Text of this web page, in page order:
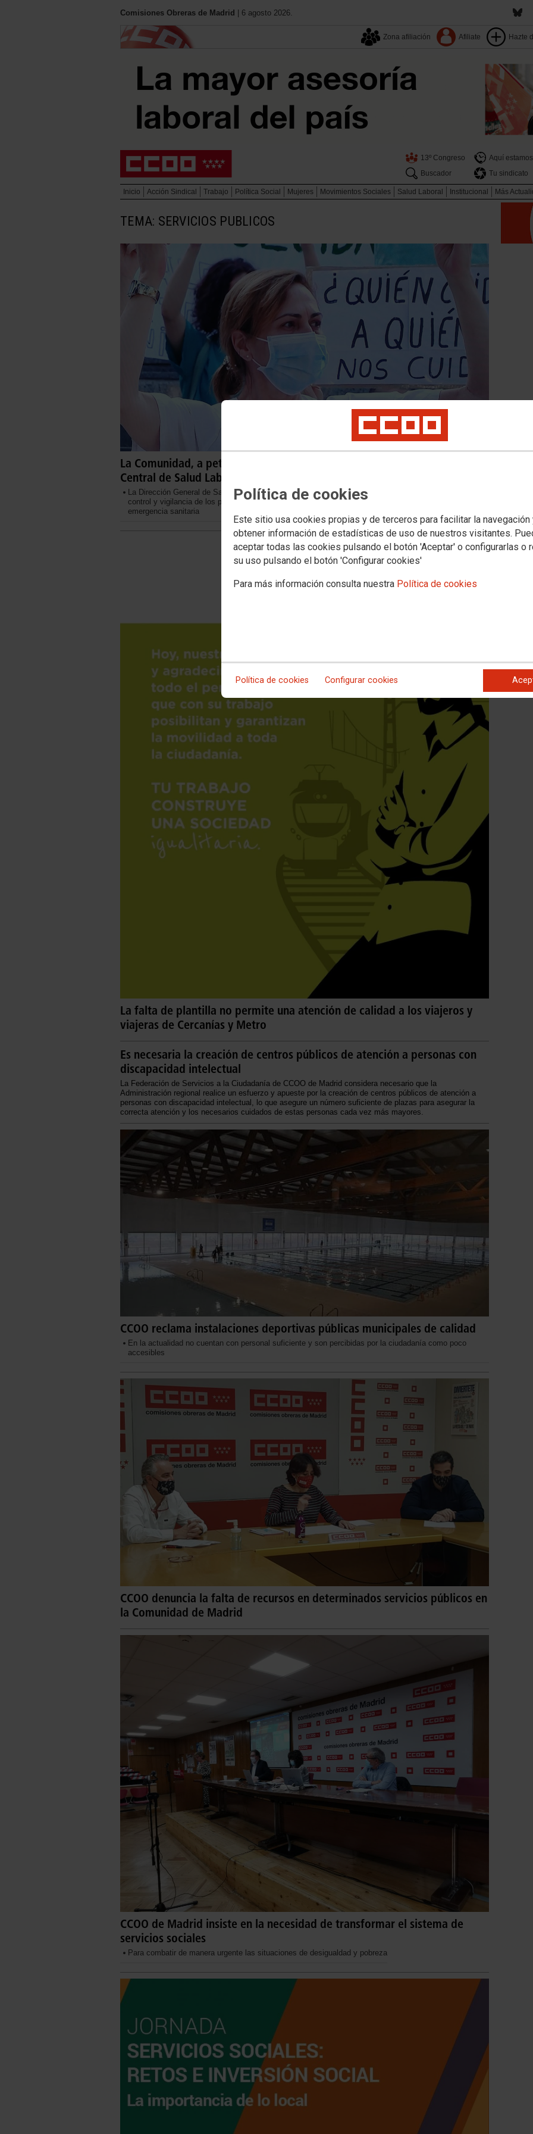
Política de cookies
Este sitio usa cookies propias y de terceros para facilitar la navegación
obtener información de estadísticas de uso de nuestros visitantes.
aceptar todas las cookies pulsando el botón 'Aceptar' o configurarlas o
su uso pulsando el botón 'Configurar cookies'
Para más información consulta nuestra Política de cookies
Política de cookies Configurar cookies
Comisiones Obreras de Madrid | 6 agosto 2026.
Zona afiliación Afiliate Hazte
13º Congreso Aquí estamos
Buscador
Tu sindicato
Inicio Acción Sindical Trabajo Política Social Mujeres Movimientos Sociales Salud Laboral Institucional Más
TEMA: SERVICIOS PUBLICOS
La Comunidad, a petición de CCOO de Madrid, reune a la Comisión
Central de Salud Laboral para informar sobre Mpox
La Dirección General de Salud Pública ofrece información a los agentes sociales sobre la prevención,
control y vigilancia de los profesionales del ámbito sanitario y sociosanitario por la declaración de
emergencia sanitaria
La falta de plantilla no permite una atención de calidad a los viajeros y
viajeras de Cercanías y Metro
Es necesaria la creación de centros públicos de atención a personas con
discapacidad intelectual
La Federación de Servicios a la Ciudadanía de CCOO de Madrid considera necesario que la
Administración regional realice un esfuerzo y apueste por la creación de centros públicos de atención a
personas con discapacidad intelectual, lo que asegure un número suficiente de plazas para asegurar la
correcta atención y los necesarios cuidados de estas personas cada vez más mayores.
CCOO reclama instalaciones deportivas públicas municipales de calidad
En la actualidad no cuentan con personal suficiente y son percibidas por la ciudadanía como poco
accesibles
CCOO denuncia la falta de recursos en determinados servicios públicos en
la Comunidad de Madrid
CCOO de Madrid insiste en la necesidad de transformar el sistema de
servicios sociales
Para combatir de manera urgente las situaciones de desigualdad y pobreza